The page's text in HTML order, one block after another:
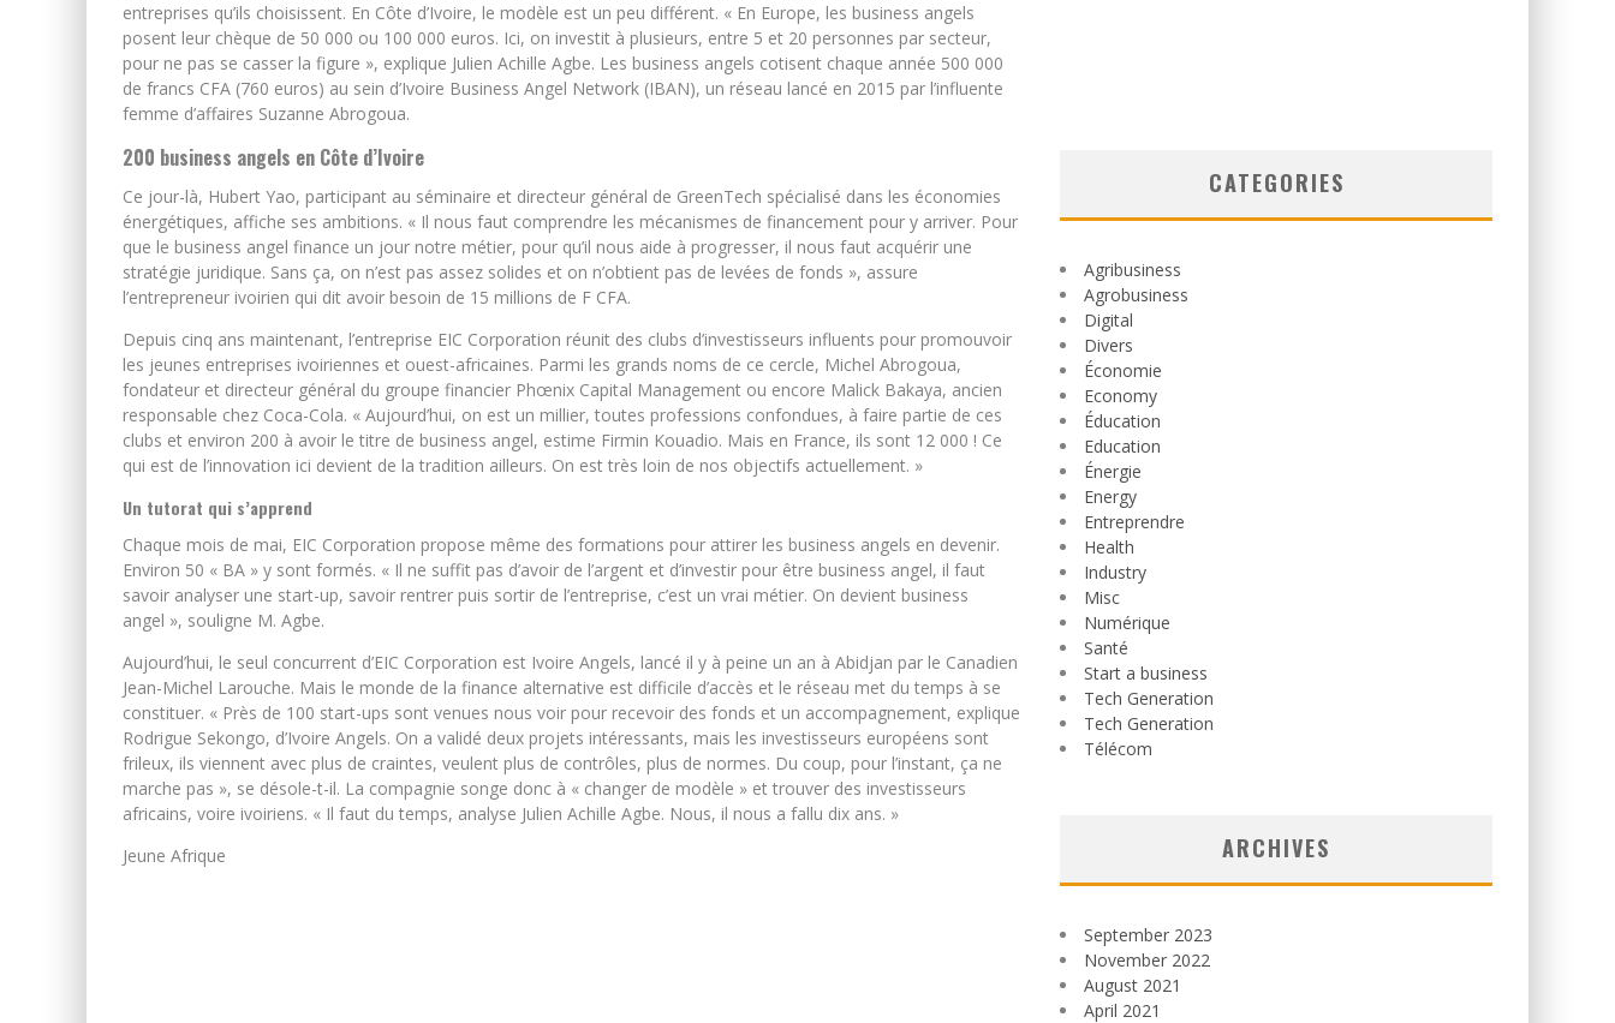
entreprises qu’ils choisissent. En Côte d’Ivoire, le modèle est un peu différent. « En Europe, les business angels
posent leur chèque de 50 000 ou 100 000 euros. Ici, on investit à plusieurs, entre 5 et 20 personnes par secteur,
pour ne pas se casser la figure », explique Julien Achille Agbe. Les business angels cotisent chaque année 500 000
de francs CFA (760 euros) au sein d’Ivoire Business Angel Network (IBAN), un réseau lancé en 2015 par l’influente
femme d’affaires Suzanne Abrogoua.
200 business angels en Côte d’Ivoire
Ce jour-là, Hubert Yao, participant au séminaire et directeur général de GreenTech spécialisé dans les économies
énergétiques, affiche ses ambitions. « Il nous faut comprendre les mécanismes de financement pour y arriver. Pour
que le business angel finance un jour notre métier, pour qu’il nous aide à progresser, il nous faut acquérir une
stratégie juridique. Sans ça, on n’est pas assez solides et on n’obtient pas de levées de fonds », assure
l’entrepreneur ivoirien qui dit avoir besoin de 15 millions de F CFA.
Depuis cinq ans maintenant, l’entreprise EIC Corporation réunit des clubs d’investisseurs influents pour promouvoir
les jeunes entreprises ivoiriennes et ouest-africaines. Parmi les grands noms de ce cercle, Michel Abrogoua,
fondateur et directeur général du groupe financier Phœnix Capital Management ou encore Malick Bakaya, ancien
responsable chez Coca-Cola. « Aujourd’hui, on est un millier, toutes professions confondues, à faire partie de ces
clubs et environ 200 à avoir le titre de business angel, estime Firmin Kouadio. Mais en France, ils sont 12 000 ! Ce
qui est de l’innovation ici devient de la tradition ailleurs. On est très loin de nos objectifs actuellement. »
Un tutorat qui s’apprend
Chaque mois de mai, EIC Corporation propose même des formations pour attirer les business angels en devenir.
Environ 50 « BA » y sont formés. « Il ne suffit pas d’avoir de l’argent et d’investir pour être business angel, il faut
savoir analyser une start-up, savoir rentrer puis sortir de l’entreprise, c’est un vrai métier. On devient business
angel », souligne M. Agbe.
Aujourd’hui, le seul concurrent d’EIC Corporation est Ivoire Angels, lancé il y à peine un an à Abidjan par le Canadien
Jean-Michel Larouche. Mais le monde de la finance alternative est difficile d’accès et le réseau met du temps à se
constituer. « Près de 100 start-ups sont venues nous voir pour recevoir des fonds et un accompagnement, explique
Rodrigue Sekongo, d’Ivoire Angels. On a validé deux projets intéressants, mais les investisseurs européens sont
frileux, ils viennent avec plus de craintes, veulent plus de contrôles, plus de normes. Du coup, pour l’instant, ça ne
marche pas », se désole-t-il. La compagnie songe donc à « changer de modèle » et trouver des investisseurs
africains, voire ivoiriens. « Il faut du temps, analyse Julien Achille Agbe. Nous, il nous a fallu dix ans. »
Jeune Afrique
CATEGORIES
Agribusiness
Agrobusiness
Digital
Divers
Économie
Economy
Éducation
Education
Énergie
Energy
Entreprendre
Health
Industry
Misc
Numérique
Santé
Start a business
Tech Generation
Tech Generation
Télécom
ARCHIVES
September 2023
November 2022
August 2021
April 2021